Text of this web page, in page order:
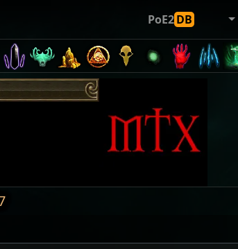
PoE2DB